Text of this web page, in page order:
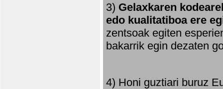
3) Gelaxkaren
edo kualitatiboa ere
zentsoak egiten
bakarrik egin dezaten
4) Honi guztiari buruz